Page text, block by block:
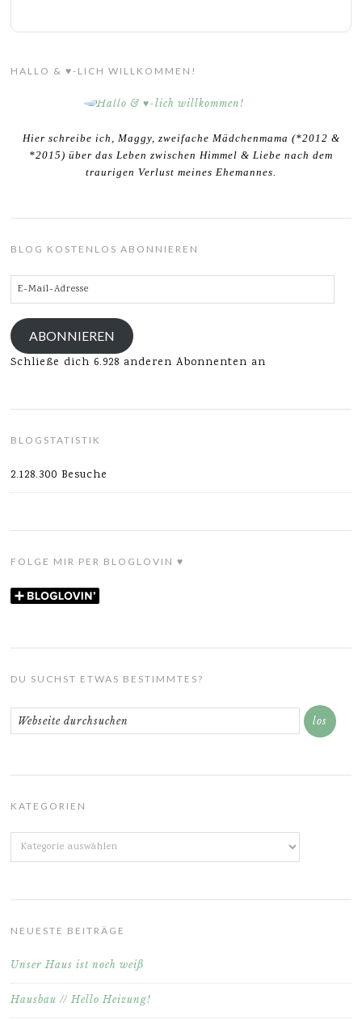
HALLO & ♥-LICH WILLKOMMEN!
Hier schreibe ich, Maggy, zweifache Mädchenmama (*2012 &
*2015) über das Leben zwischen Himmel & Liebe nach dem
traurigen Verlust meines Ehemannes.
BLOG KOSTENLOS ABONNIEREN
E-
Mail-
Adresse
ABONNIEREN
Schließe dich 6.928 anderen Abonnenten an
BLOGSTATISTIK
2.128.300 Besuche
FOLGE MIR PER BLOGLOVIN ♥
DU SUCHST ETWAS BESTIMMTES?
KATEGORIEN
Kategorien
NEUESTE BEITRÄGE
Unser Haus ist noch weiß
Hausbau // Hello Heizung!